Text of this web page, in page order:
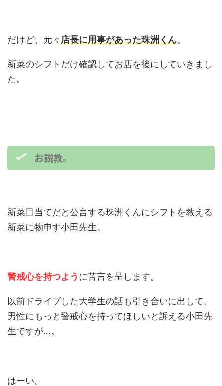
だけど、元々店長に用事があった珠洲くん。
新菜のシフトだけ確認してお店を後にしていきまし
た。
お説教。
新菜目当てだと公言する珠洲くんにシフトを教える
新菜に物申す小田先生。
警戒心を持つよう に苦言を呈します。
以前ドライブした大学生の話も引き合いに出して、
男性にもっと警戒心を持ってほしいと訴える小田先
生ですが…。
はーい。